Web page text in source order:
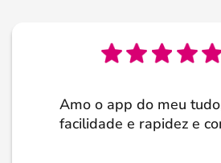
Amo o app do meu
facilidade e rapidez e